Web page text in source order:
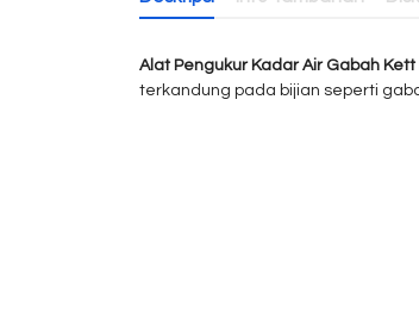
Alat Pengukur Kadar Air Gabah Kett
terkandung pada bijian seperti